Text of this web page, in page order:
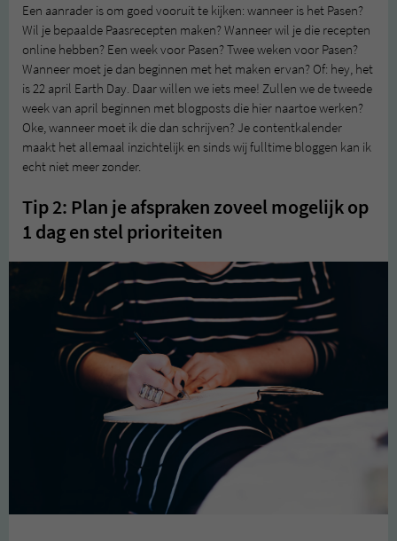
Een aanrader is om goed vooruit te kijken: wanneer is het Pasen?
Wil je bepaalde Paasrecepten maken? Wanneer wil je die recepten
online hebben? Een week voor Pasen? Twee weken voor Pasen?
Wanneer moet je dan beginnen met het maken ervan? Of: hey, het
is 22 april Earth Day. Daar willen we iets mee! Zullen we de tweede
week van april beginnen met blogposts die hier naartoe werken?
Oke, wanneer moet ik die dan schrijven? Je contentkalender
maakt het allemaal inzichtelijk en sinds wij fulltime bloggen kan ik
echt niet meer zonder.
Tip 2: Plan je afspraken zoveel mogelijk op
1 dag en stel prioriteiten